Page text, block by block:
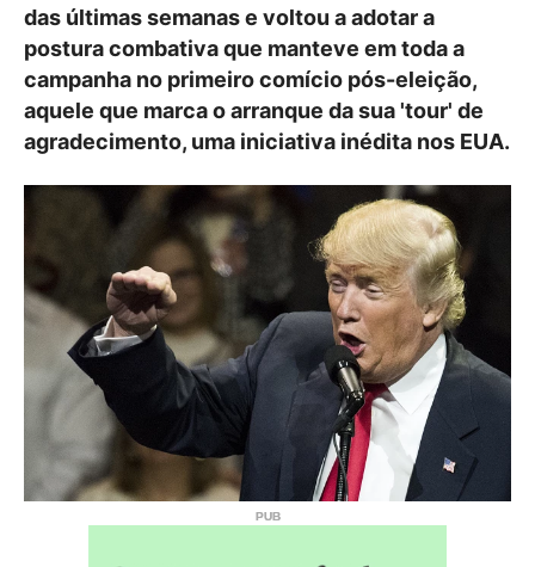
das últimas semanas e voltou a adotar a
postura combativa que manteve em toda a
campanha no primeiro comício pós-eleição,
aquele que marca o arranque da sua 'tour' de
agradecimento, uma iniciativa inédita nos EUA.